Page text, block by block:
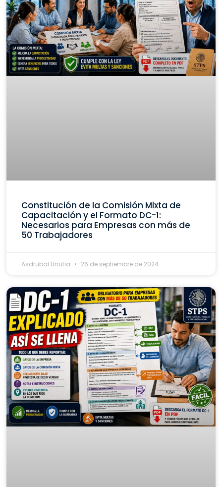
Constitución de la Comisión Mixta de
Capacitación y el Formato DC-1:
Necesarios para Empresas con más de
50 Trabajadores
Asdrubal Urrutia 26 de septiembre de 2024